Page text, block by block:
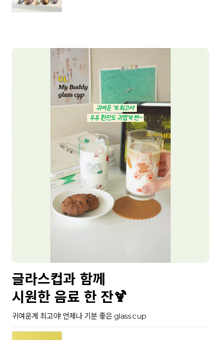
글라스컵과 함께
시원한 음료 한 잔🍹
귀여운게 최고야! 언제나 기분 좋은 glass cup